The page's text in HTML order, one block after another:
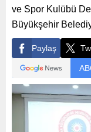
ve Spor Kulübü
Büyükşehir
Paylaş